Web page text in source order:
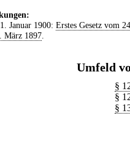
Januar 1900: Erstes Gesetz vom
März 1897
Umfeld
§
§
§